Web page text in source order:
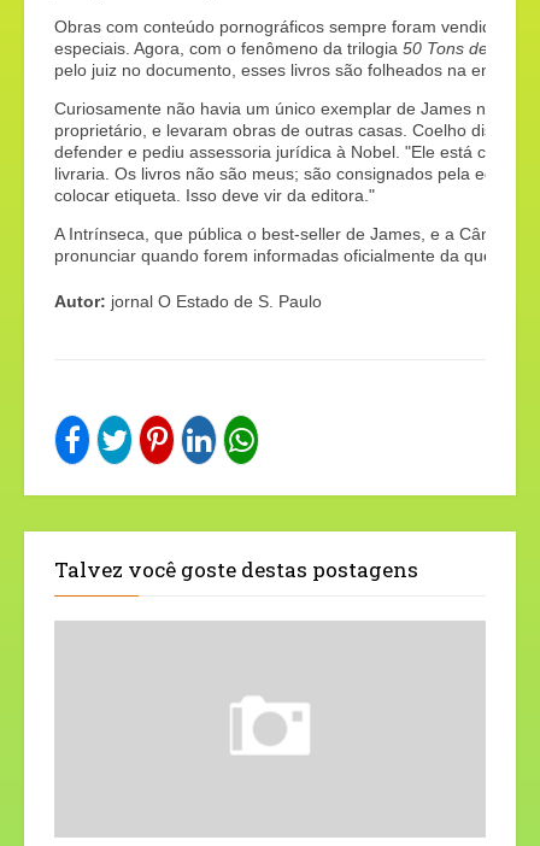
Obras com conteúdo pornográficos sempre foram vendidas,
especiais. Agora, com o fenômeno da trilogia 50 Tons de Cinza
pelo juiz no documento, esses livros são folheados na entrada
Curiosamente não havia um único exemplar de James na loja
proprietário, e levaram obras de outras casas. Coelho disse
defender e pediu assessoria jurídica à Nobel. "Ele está
livraria. Os livros não são meus; são consignados pela
colocar etiqueta. Isso deve vir da editora."
A Intrínseca, que pública o best-seller de James, e a Câmara
pronunciar quando forem informadas oficialmente da questão.
Autor: jornal O Estado de S. Paulo
Talvez você goste destas postagens